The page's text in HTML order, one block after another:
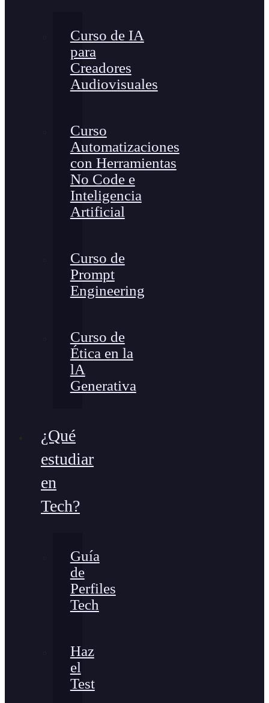
Curso de IA
para
Creadores
Audiovisuales
Curso
Automatizaciones
con Herramientas
No Code e
Inteligencia
Artificial
Curso de
Prompt
Engineering
Curso de
Ética en la
lA
Generativa
¿Qué
estudiar
en
Tech?
Guía
de
Perfiles
Tech
Haz
el
Test